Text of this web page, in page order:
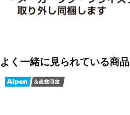
よく一緒に見られている商品